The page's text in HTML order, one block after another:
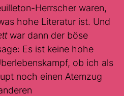
Herrscher waren,
hohe Literatur ist. Und
war dann der böse
Es ist keine hohe
ob ich als
noch einen Atemzug